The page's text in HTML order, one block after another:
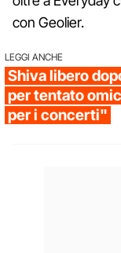
con Geolier.
LEGGI ANCHE
Shiva libero
per tentato
per i concerti"